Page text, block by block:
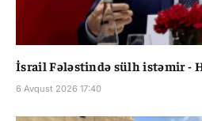
İsrail Fələstində sülh istəmir -
6 Avqust 2026 17:40